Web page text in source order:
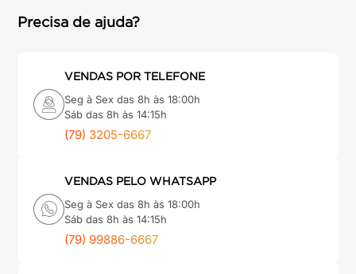
Precisa de ajuda?
VENDAS POR TELEFONE
Seg à Sex das 8h às 18:00h
Sáb das 8h às 14:15h
(79) 3205-6667
VENDAS PELO WHATSAPP
Seg à Sex das 8h às 18:00h
Sáb das 8h às 14:15h
(79) 99886-6667